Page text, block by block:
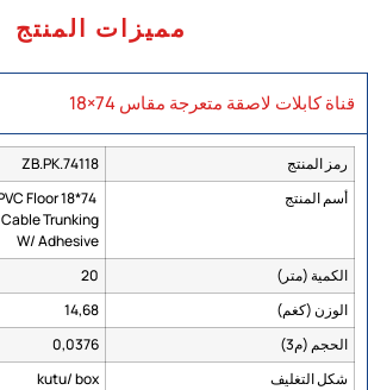
مميزات المنتج
قناة كابلات لاصقة متعرجة مقاس 74×18
رمز المنتج
ZB.PK.74118
أسم المنتج
Cable Trunking
W/ Adhesive
الكمية (متر)
20
الوزن (كغم)
14,68
الحجم (م3)
0,0376
شكل التغليف
kutu/ box